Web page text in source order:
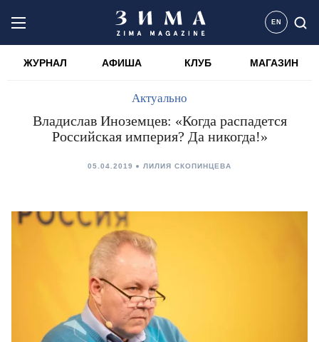
EN
ЖУРНАЛ АФИША КЛУБ МАГАЗИН
Актуально
Владислав Иноземцев: «Когда распадется
Российская империя? Да никогда!»
05.04.2019 ЛИЛИЯ СКОПИНЦЕВА